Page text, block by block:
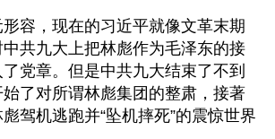
容，现在的习近平就像文革末期
共九大上把林彪作为毛泽东的接
党章。但是中共九大结束了不到
了对所谓林彪集团的整肃，接著
驾机逃跑并“坠机摔死”的震惊世界